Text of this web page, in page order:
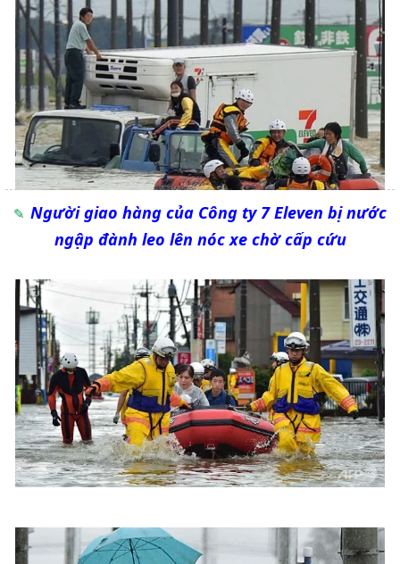
Người giao hàng của Công ty 7 Eleven bị nước
ngập đành leo lên nóc xe chờ cấp cứu